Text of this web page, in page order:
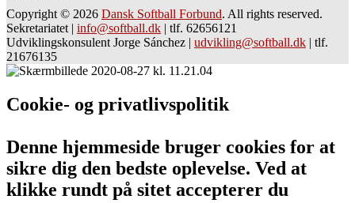
Copyright © 2026 Dansk Softball Forbund. All rights reserved.
Sekretariatet | info@softball.dk | tlf. 62656121
Udviklingskonsulent Jorge Sánchez | udvikling@softball.dk | tlf.
21676135
Cookie- og privatlivspolitik
Denne hjemmeside bruger cookies for at
sikre dig den bedste oplevelse. Ved at
klikke rundt på sitet accepterer du